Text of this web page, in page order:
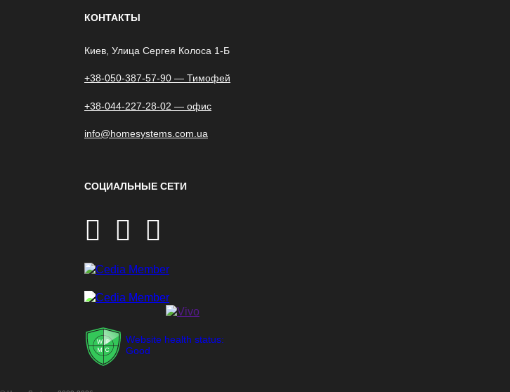
КОНТАКТЫ
Киев, Улица Сергея Колоса 1-Б
+38-050-387-57-90 — Тимофей
+38-044-227-28-02 — офис
info@homesystems.com.ua
СОЦИАЛЬНЫЕ СЕТИ
Website health status:
Good